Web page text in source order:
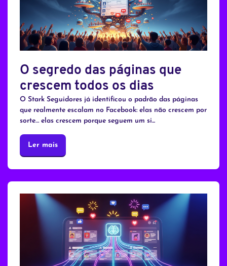
O segredo das páginas que
crescem todos os dias
O Stark Seguidores já identificou o padrão das páginas
que realmente escalam no Facebook: elas não crescem por
sorte… elas crescem porque seguem um si...
Ler mais